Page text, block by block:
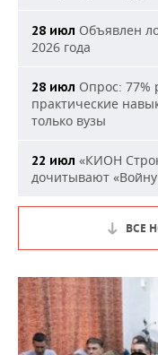
28 июл Объявлен
2026 года
28 июл Опрос: 77%
практические
только вузы
22 июл «КИОН
дочитывают
ВСЕ